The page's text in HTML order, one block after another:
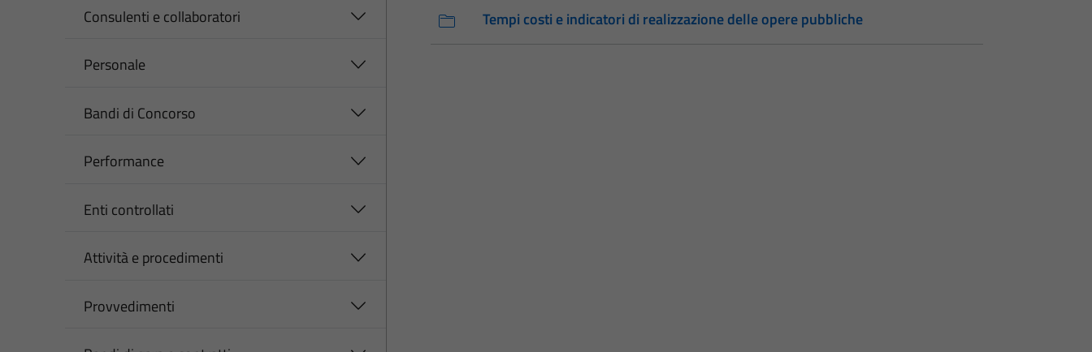
Consulenti e collaboratori
Personale
Bandi di Concorso
Performance
Enti controllati
Attività e procedimenti
Provvedimenti
Tempi costi e indicatori di realizzazione delle opere pubbliche